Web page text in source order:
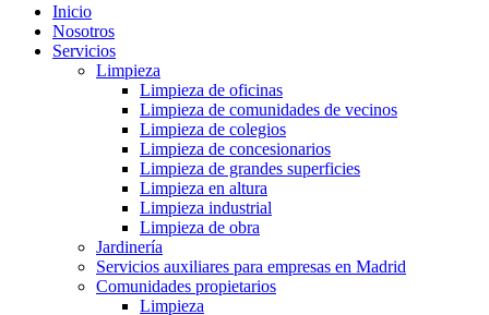
Inicio
Nosotros
Servicios
Limpieza
Limpieza de oficinas
Limpieza de comunidades de vecinos
Limpieza de colegios
Limpieza de concesionarios
Limpieza de grandes superficies
Limpieza en altura
Limpieza industrial
Limpieza de obra
Jardinería
Servicios auxiliares para empresas en Madrid
Comunidades propietarios
Limpieza